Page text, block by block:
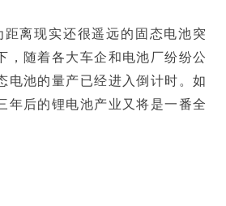
离现实还很遥远的固态电池突
，随着各大车企和电池厂纷纷公
电池的量产已经进入倒计时。如
年后的锂电池产业又将是一番全